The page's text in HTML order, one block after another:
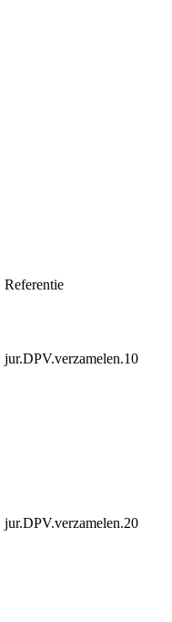
Referentie
jur.DPV.verzamelen.10
jur.DPV.verzamelen.20